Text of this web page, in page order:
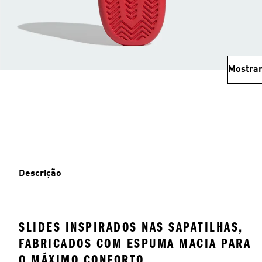
Descrição
SLIDES INSPIRADOS NAS SAPATILHAS,
FABRICADOS COM ESPUMA MACIA PARA